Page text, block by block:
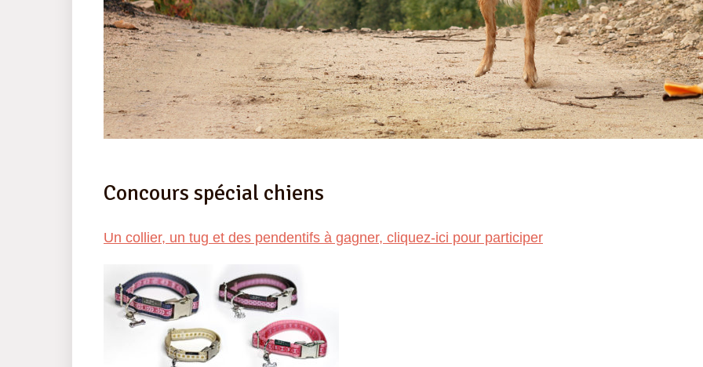
Concours spécial chiens
Un collier, un tug et des pendentifs à gagner, cliquez-ici pour participer